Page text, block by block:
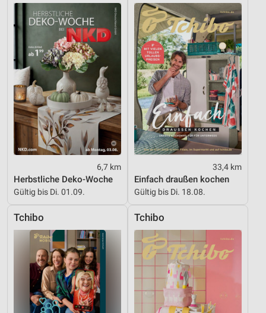
6,7 km
Herbstliche Deko-Woche
Gültig bis Di. 01.09.
33,4 km
Einfach draußen kochen
Gültig bis Di. 18.08.
Tchibo Tchibo